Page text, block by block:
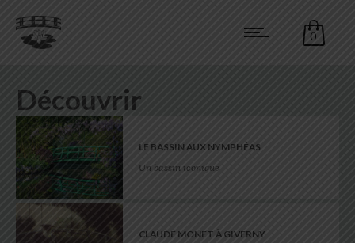
0
Découvrir
LE BASSIN AUX NYMPHÉAS
Un bassin iconique
CLAUDE MONET À GIVERNY